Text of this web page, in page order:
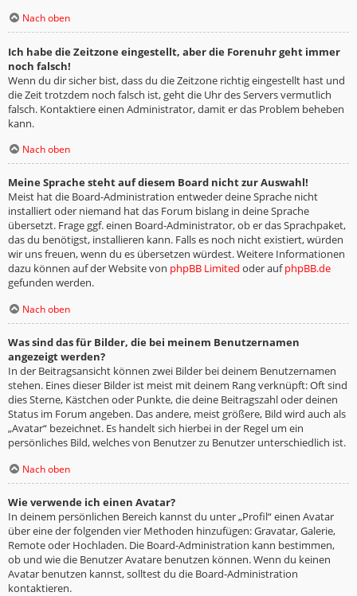
Nach oben
Ich habe die Zeitzone eingestellt, aber die Forenuhr geht immer
noch falsch!
Wenn du dir sicher bist, dass du die Zeitzone richtig eingestellt hast und
die Zeit trotzdem noch falsch ist, geht die Uhr des Servers vermutlich
falsch. Kontaktiere einen Administrator, damit er das Problem beheben
kann.
Nach oben
Meine Sprache steht auf diesem Board nicht zur Auswahl!
Meist hat die Board-Administration entweder deine Sprache nicht
installiert oder niemand hat das Forum bislang in deine Sprache
übersetzt. Frage ggf. einen Board-Administrator, ob er das Sprachpaket,
das du benötigst, installieren kann. Falls es noch nicht existiert, würden
wir uns freuen, wenn du es übersetzen würdest. Weitere Informationen
dazu können auf der Website von phpBB Limited oder aufphpBB.de
gefunden werden.
Nach oben
Was sind das für Bilder, die bei meinem Benutzernamen
angezeigt werden?
In der Beitragsansicht können zwei Bilder bei deinem Benutzernamen
stehen. Eines dieser Bilder ist meist mit deinem Rang verknüpft: Oft sind
dies Sterne, Kästchen oder Punkte, die deine Beitragszahl oder deinen
Status im Forum angeben. Das andere, meist größere, Bild wird auch als
„Avatar“ bezeichnet. Es handelt sich hierbei in der Regel um ein
persönliches Bild, welches von Benutzer zu Benutzer unterschiedlich ist.
Nach oben
Wie verwende ich einen Avatar?
In deinem persönlichen Bereich kannst du unter „Profil“ einen Avatar
über eine der folgenden vier Methoden hinzufügen: Gravatar, Galerie,
Remote oder Hochladen. Die Board-Administration kann bestimmen,
ob und wie die Benutzer Avatare benutzen können. Wenn du keinen
Avatar benutzen kannst, solltest du die Board-Administration
kontaktieren.